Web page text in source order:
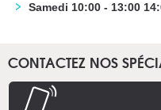
Samedi 10:00 - 13:00
CONTACTEZ NOS